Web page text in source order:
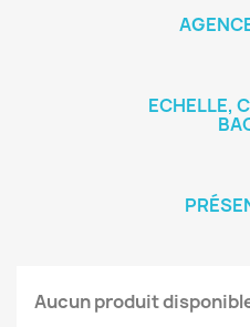
ECHELLE,
Aucun produit